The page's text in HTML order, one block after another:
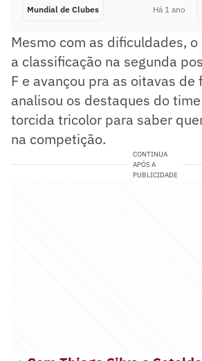
Mundial de Clubes Há 1 ano
Mesmo com as dificuldades,
a classificação na segunda
F e avançou pra as oitavas de
analisou os destaques do
torcida tricolor para saber
na competição.
CONTINUA
APÓS A
PUBLICIDADE